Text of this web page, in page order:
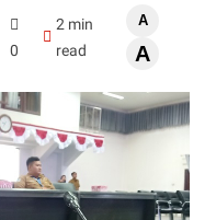
0
2 min
read
A
A